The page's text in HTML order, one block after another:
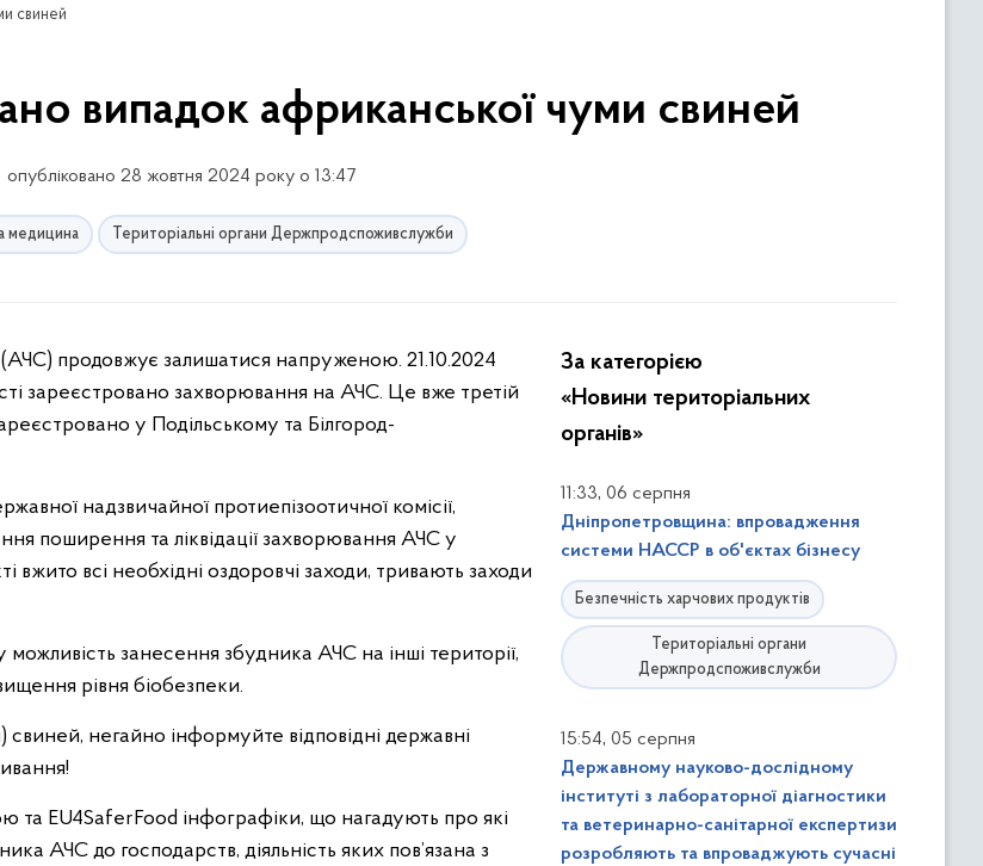
свиней
випадок африканської чуми свиней
опубліковано 28 жовтня 2024 року о 13:47
медицина Територіальні органи Держпродспоживслужби
зареєстровано захворювання на АЧС. Це вже третій
у Подільському та Білгород-
надзвичайної протиепізоотичної комісії,
поширення та ліквідації захворювання АЧС у
всі необхідні оздоровчі заходи, тривають заходи
занесення збудника АЧС на інші території,
рівня біобезпеки.
негайно інформуйте відповідні державні
EU4SaferFood інфографіки, що нагадують про які
АЧС до господарств, діяльність яких пов’язана з
За категорією
«Новини територіальних
органів»
11:33, 06 серпня
Дніпропетровщина: впровадження
системи НАССР в об'єктах бізнесу
Безпечність харчових продуктів
Територіальні органи
Держпродспоживслужби
15:54, 05 серпня
Державному науково-дослідному
інституті з лабораторної діагностики
та ветеринарно-санітарної експертизи
розробляють та впроваджують сучасні